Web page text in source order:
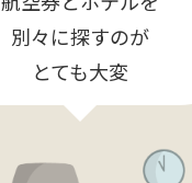
別々に探すのが
とても大変